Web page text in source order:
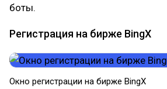
боты.
Регистрация на бирже BingX
Окно регистрации на бирже BingX